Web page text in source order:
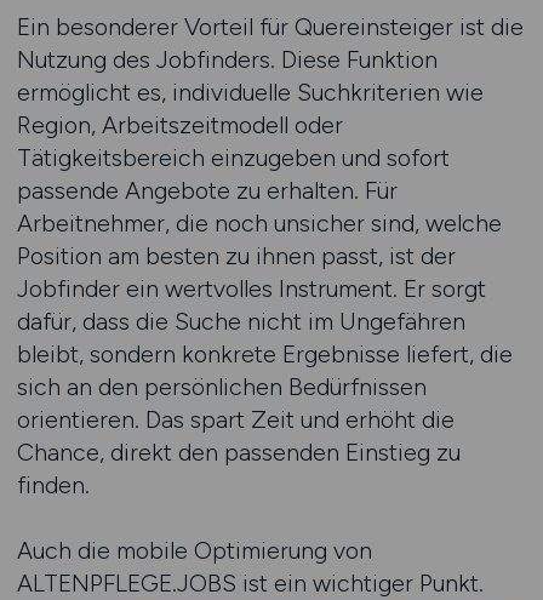
Ein besonderer Vorteil für Quereinsteiger ist die
Nutzung des Jobfinders. Diese Funktion
ermöglicht es, individuelle Suchkriterien wie
Region, Arbeitszeitmodell oder
Tätigkeitsbereich einzugeben und sofort
passende Angebote zu erhalten. Für
Arbeitnehmer, die noch unsicher sind, welche
Position am besten zu ihnen passt, ist der
Jobfinder ein wertvolles Instrument. Er sorgt
dafür, dass die Suche nicht im Ungefähren
bleibt, sondern konkrete Ergebnisse liefert, die
sich an den persönlichen Bedürfnissen
orientieren. Das spart Zeit und erhöht die
Chance, direkt den passenden Einstieg zu
finden.
Auch die mobile Optimierung von
ALTENPFLEGE.JOBS ist ein wichtiger Punkt.